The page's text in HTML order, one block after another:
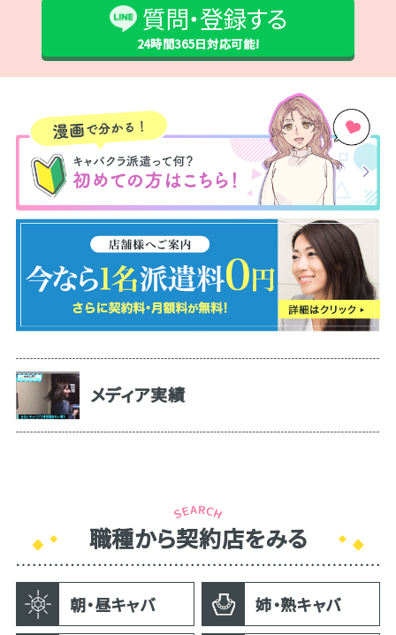
質問・登録する
24時間365日対応可能!
メディア実績
職種から契約店をみる
朝・昼キャバ 姉・熟キャバ